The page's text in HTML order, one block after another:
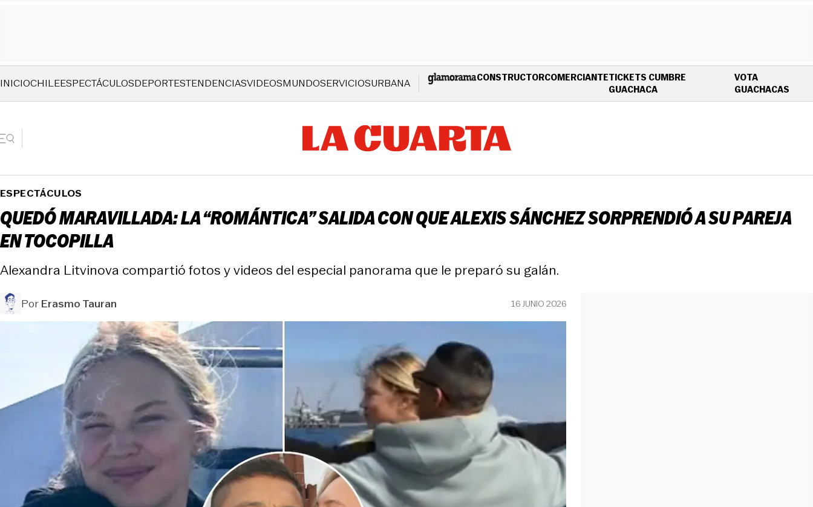
INICIOCHILEESPECTÁCULOSDEPORTESTENDENCIASVIDEOSMUNDOSERVICIOSURBANA CONSTRUCTORCOMERCIANTETICKETS CUMBRE
GUACHACAOPENS IN NEW WINDOW
VOTA
GUACHACAS
ESPECTÁCULOS
QUEDÓ MARAVILLADA: LA “ROMÁNTICA” SALIDA CON QUE ALEXIS SÁNCHEZ SORPRENDIÓ A SU PAREJA
EN TOCOPILLA
Alexandra Litvinova compartió fotos y videos del especial panorama que le preparó su galán.
PorErasmo Tauran 16 JUNIO 2026